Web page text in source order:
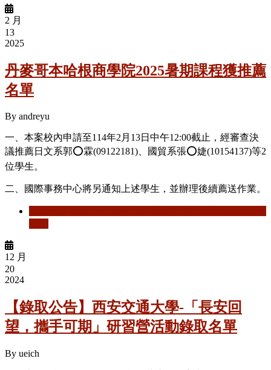
2 月
13
2025
丹麥哥本哈根商學院2025暑期課程獲推薦
名單
By andreyu
一、本案校內申請至114年2月13日中午12:00截止，經審查決
議推薦日文系郭⭕霖(09122181)、國貿系張⭕婕(10154137)等2
位學生。
二、國際事務中心將另通知上述學生，並辦理後續薦送作業。
12 月
20
2024
【錄取公告】西安交通大學-「長安回
望，攜手可期」研習營活動錄取名單
By ueich